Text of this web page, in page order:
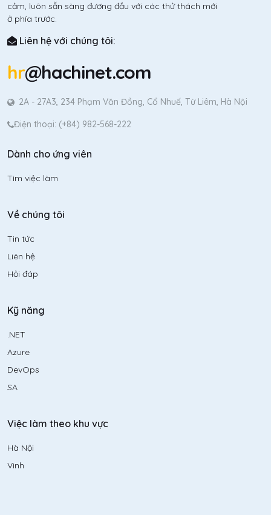
cảm, luôn sẵn sàng đương đầu với các thử thách mới
ở phía trước.
Liên hệ với chúng tôi:
hr@hachinet.com
2A - 27A3, 234 Phạm Văn Đồng, Cổ Nhuế, Từ Liêm, Hà Nội
Điện thoại: (+84) 982-568-222
Dành cho ứng viên
Tìm việc làm
Về chúng tôi
Tin tức
Liên hệ
Hỏi đáp
Kỹ năng
.NET
Azure
DevOps
SA
Việc làm theo khu vực
Hà Nội
Vinh